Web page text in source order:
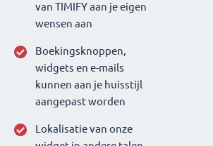
van TIMIFY aan je eigen
wensen aan
Boekingsknoppen,
widgets en e-mails
kunnen aan je huisstijl
aangepast worden
Lokalisatie van onze